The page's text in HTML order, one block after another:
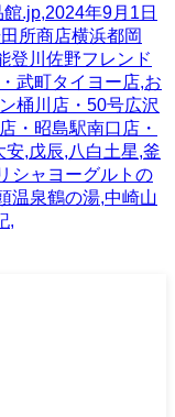
.jp,2024年9月1日
所商店横浜都岡
登川佐野フレンド
武町タイヨー店,お
桶川店・50号広沢
・昭島駅南口店・
,戊辰,八白土星,釜
シャヨーグルトの
温泉鶴の湯,中崎山
,